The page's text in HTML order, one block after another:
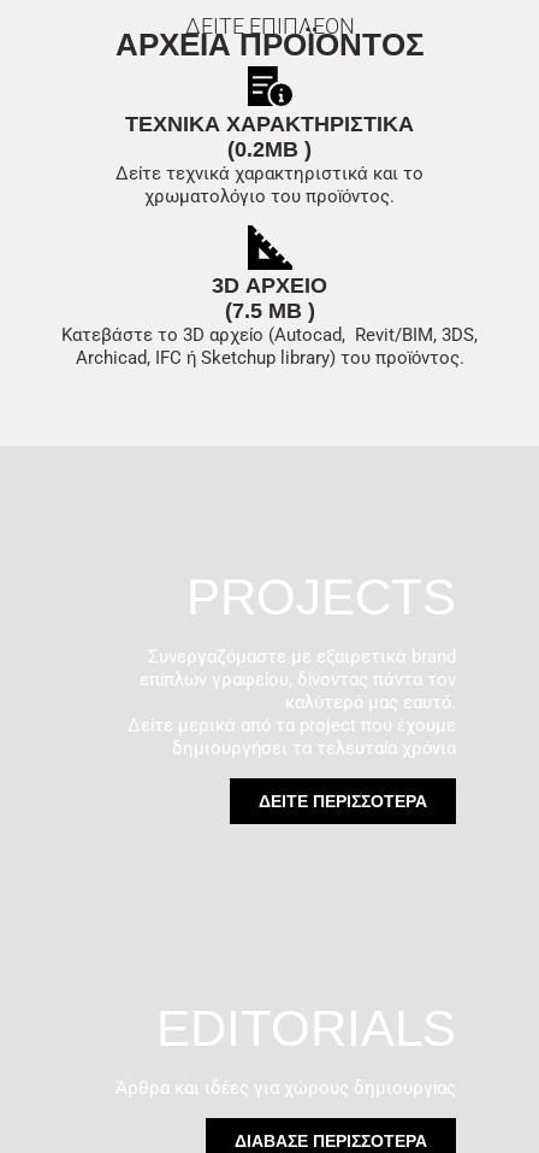
ΔΕΙΤΕ ΕΠΙΠΛΕΟΝ
ΑΡΧΕΙΑ ΠΡΟΪΟΝΤΟΣ
ΤΕΧΝΙΚΑ ΧΑΡΑΚΤΗΡΙΣΤΙΚΑ
(0.2MB )
Δείτε τεχνικά χαρακτηριστικά και το
χρωματολόγιο του προϊόντος.
3D ΑΡΧΕΙΟ
(7.5 MB )
Κατεβάστε το 3D αρχείο (Autocad, Revit/BIM, 3DS,
Archicad, IFC ή Sketchup library) του προϊόντος.
PROJECTS
Συνεργαζόμαστε με εξαιρετικά brand
επίπλων γραφείου, δίνοντας πάντα τον
καλύτερό μας εαυτό.
Δείτε μερικά από τα project που έχουμε
δημιουργήσει τα τελευταία χρόνια
ΔΕΙΤΕ ΠΕΡΙΣΣΟΤΕΡΑ
EDITORIALS
Άρθρα και ιδέες για χώρους δημιουργίας
ΔΙΑΒΑΣΕ ΠΕΡΙΣΣΟΤΕΡΑ